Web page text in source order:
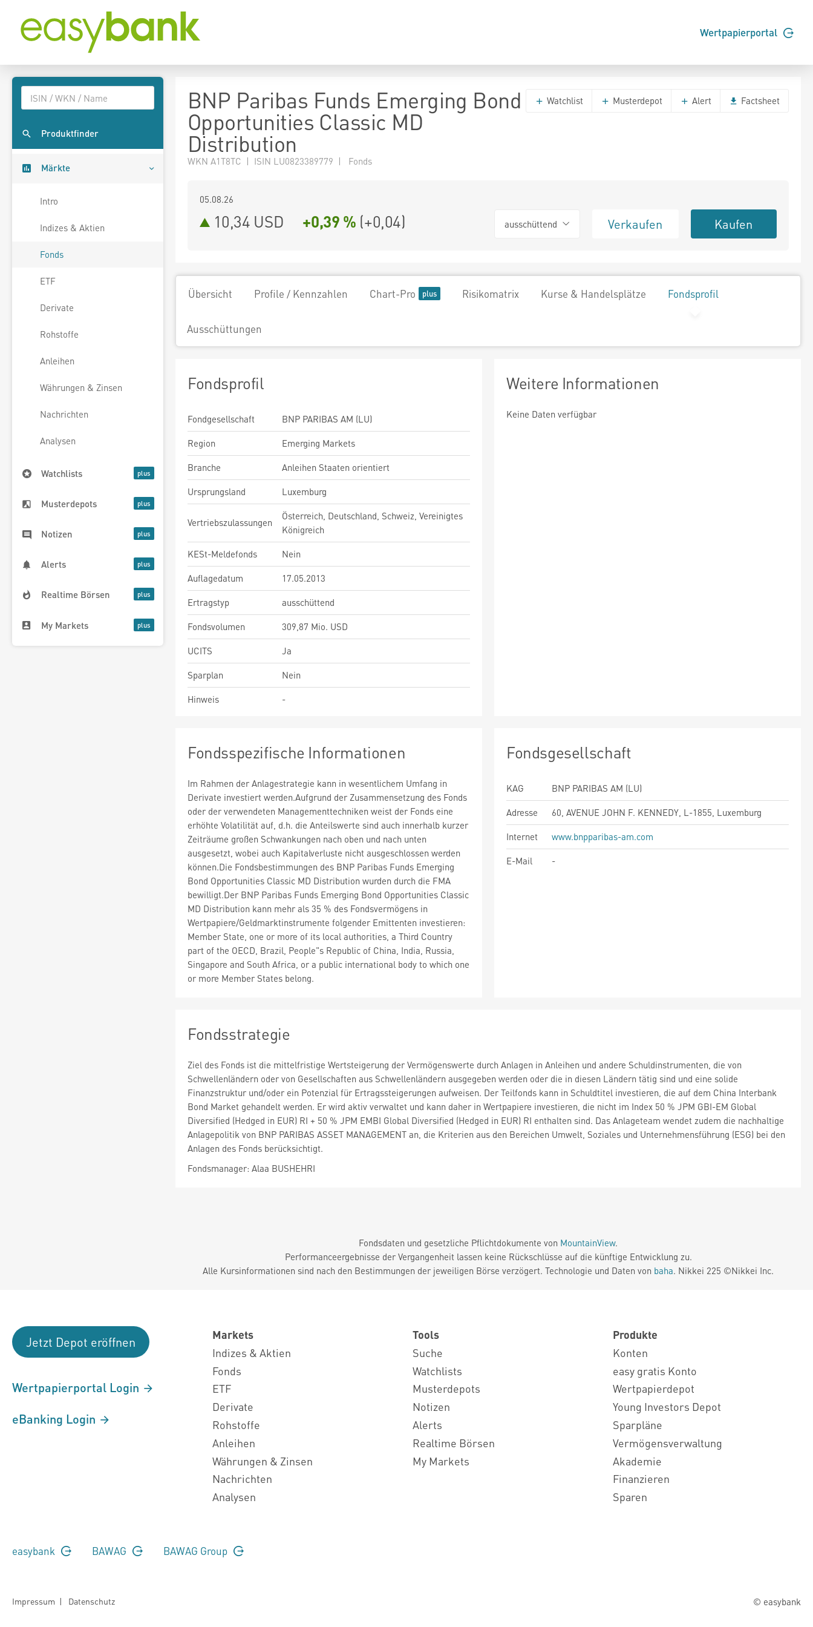
Wertpapierportal
Produktfinder
Märkte
Intro
Indizes & Aktien
Fonds
ETF
Derivate
Rohstoffe
Anleihen
Währungen & Zinsen
Nachrichten
Analysen
Watchlists
Musterdepots
Notizen
Alerts
Realtime Börsen
My Markets
BNP Paribas Funds Emerging Bond
Opportunities Classic MD
Distribution
WKN A1T8TC | ISIN LU0823389779 | Fonds
Watchlist Musterdepot Alert Factsheet
05.08.26
10,34 USD +0,39 % (+0,04) ausschüttend Verkaufen Kaufen
Übersicht Profile / Kennzahlen Chart-Pro Risikomatrix Kurse & Handelsplätze Fondsprofil
Ausschüttungen
Fondsprofil
Fondgesellschaft
BNP PARIBAS AM (LU)
Region
Emerging Markets
Branche
Anleihen Staaten orientiert
Ursprungsland
Luxemburg
Vertriebszulassungen
Österreich, Deutschland, Schweiz, Vereinigtes
Königreich
KESt-Meldefonds
Nein
Auflagedatum
17.05.2013
Ertragstyp
ausschüttend
Fondsvolumen
309,87 Mio. USD
UCITS
Ja
Sparplan
Nein
Hinweis
-
Weitere Informationen
Keine Daten verfügbar
Fondsspezifische Informationen
Im Rahmen der Anlagestrategie kann in wesentlichem Umfang in
Derivate investiert werden.Aufgrund der Zusammensetzung des Fonds
oder der verwendeten Managementtechniken weist der Fonds eine
erhöhte Volatilität auf, d.h. die Anteilswerte sind auch innerhalb kurzer
Zeiträume großen Schwankungen nach oben und nach unten
ausgesetzt, wobei auch Kapitalverluste nicht ausgeschlossen werden
können.Die Fondsbestimmungen des BNP Paribas Funds Emerging
Bond Opportunities Classic MD Distribution wurden durch die FMA
bewilligt.Der BNP Paribas Funds Emerging Bond Opportunities Classic
MD Distribution kann mehr als 35 % des Fondsvermögens in
Wertpapiere/Geldmarktinstrumente folgender Emittenten investieren:
Member State, one or more of its local authorities, a Third Country
part of the OECD, Brazil, People"s Republic of China, India, Russia,
Singapore and South Africa, or a public international body to which one
or more Member States belong.
Fondsgesellschaft
KAG
BNP PARIBAS AM (LU)
Adresse
60, AVENUE JOHN F. KENNEDY, L-1855, Luxemburg
Internet
www.bnpparibas-am.com
E-Mail
-
Fondsstrategie
Ziel des Fonds ist die mittelfristige Wertsteigerung der Vermögenswerte durch Anlagen in Anleihen und andere Schuldinstrumenten, die von
Schwellenländern oder von Gesellschaften aus Schwellenländern ausgegeben werden oder die in diesen Ländern tätig sind und eine solide
Finanzstruktur und/oder ein Potenzial für Ertragssteigerungen aufweisen. Der Teilfonds kann in Schuldtitel investieren, die auf dem China Interbank
Bond Market gehandelt werden. Er wird aktiv verwaltet und kann daher in Wertpapiere investieren, die nicht im Index 50 % JPM GBI-EM Global
Diversified (Hedged in EUR) RI + 50 % JPM EMBI Global Diversified (Hedged in EUR) RI enthalten sind. Das Anlageteam wendet zudem die nachhaltige
Anlagepolitik von BNP PARIBAS ASSET MANAGEMENT an, die Kriterien aus den Bereichen Umwelt, Soziales und Unternehmensführung (ESG) bei den
Anlagen des Fonds berücksichtigt.
Fondsmanager: Alaa BUSHEHRI
Fondsdaten und gesetzliche Pflichtdokumente von MountainView.
Performanceergebnisse der Vergangenheit lassen keine Rückschlüsse auf die künftige Entwicklung zu.
Alle Kursinformationen sind nach den Bestimmungen der jeweiligen Börse verzögert. Technologie und Daten von baha. Nikkei 225 ©Nikkei Inc.
Jetzt Depot eröffnen
Wertpapierportal Login
eBanking Login
Markets
Indizes & Aktien
Fonds
ETF
Derivate
Rohstoffe
Anleihen
Währungen & Zinsen
Nachrichten
Analysen
Tools
Suche
Watchlists
Musterdepots
Notizen
Alerts
Realtime Börsen
My Markets
Produkte
Konten
easy gratis Konto
Wertpapierdepot
Young Investors Depot
Sparpläne
Vermögensverwaltung
Akademie
Finanzieren
Sparen
easybank BAWAG BAWAG Group
Impressum | Datenschutz © easybank